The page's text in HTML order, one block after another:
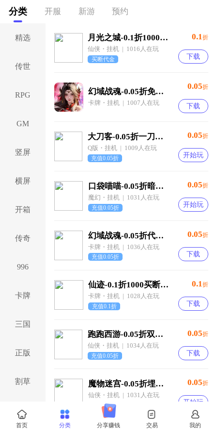
分类 开服 新游 预约
精选
传世
RPG
GM
竖屏
横屏
开箱
传奇
996
卡牌
三国
正版
割草
仙侠
月光之城-0.1折1000买断版-绿色服
仙侠・挂机 | 1016人在玩
买断代金
0.1折
下载
幻域战魂-0.05折免单毕业版
卡牌・挂机 | 1007人在玩
0.05折
下载
大刀客-0.05折一刀破天买断版-绿色服
Q版・挂机 | 1009人在玩
充值0.05折
0.05折
开始玩
口袋喵喵-0.05折暗影传说-绿色服
魔幻・挂机 | 1031人在玩
充值0.05折
0.05折
开始玩
幻域战魂-0.05折代金毕业版-混服
卡牌・挂机 | 1036人在玩
充值0.05折
0.05折
下载
仙迹-0.1折1000买断版-混服
卡牌・挂机 | 1028人在玩
充值0.1折
0.1折
下载
跑跑西游-0.05折双倍代金买断版-混服
仙侠・挂机 | 1034人在玩
充值0.05折
0.05折
下载
魔物迷宫-0.05折埋仙之地-绿色服
仙侠・挂机 | 1031人在玩
充值0.05折
0.05折
开始玩
首页 分类 分享赚钱 交易 我的